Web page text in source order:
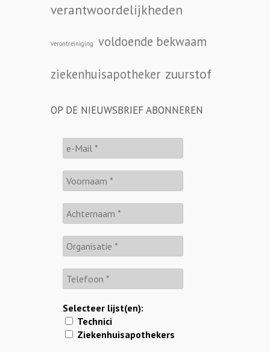
verantwoordelijkheden
verontreiniging
voldoende bekwaam
ziekenhuisapotheker zuurstof
OP DE NIEUWSBRIEF ABONNEREN
Selecteer lijst(en):
Technici
Ziekenhuisapothekers